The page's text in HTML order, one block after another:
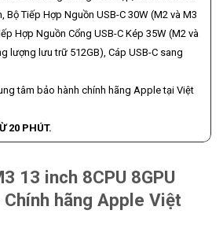
Bộ Tiếp Hợp Nguồn USB-C 30W (M2 và M3
Hợp Nguồn Cổng USB-C Kép 35W (M2 và
lượng lưu trữ 512GB), Cáp USB-C sang
tâm bảo hành chính hãng Apple tại Việt
20 PHÚT.
13 inch 8CPU 8GPU
Chính hãng Apple Việt